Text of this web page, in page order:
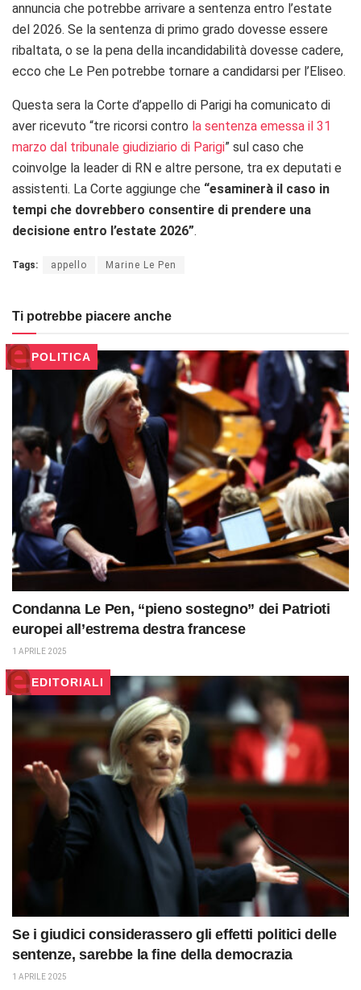
annuncia che potrebbe arrivare a sentenza entro l’estate
del 2026. Se la sentenza di primo grado dovesse essere
ribaltata, o se la pena della incandidabilità dovesse cadere,
ecco che Le Pen potrebbe tornare a candidarsi per l’Eliseo.
Questa sera la Corte d’appello di Parigi ha comunicato di
aver ricevuto “tre ricorsi contro la sentenza emessa il 31
marzo dal tribunale giudiziario di Parigi” sul caso che
coinvolge la leader di RN e altre persone, tra ex deputati e
assistenti. La Corte aggiunge che “esaminerà il caso in
tempi che dovrebbero consentire di prendere una
decisione entro l’estate 2026”.
Tags: appello Marine Le Pen
Ti potrebbe piacere anche
POLITICA
Condanna Le Pen, “pieno sostegno” dei Patrioti
europei all’estrema destra francese
1 APRILE 2025
EDITORIALI
Se i giudici considerassero gli effetti politici delle
sentenze, sarebbe la fine della democrazia
1 APRILE 2025